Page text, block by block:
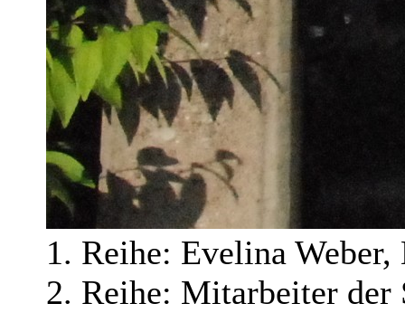
1. Reihe: Evelina
2. Reihe: Mitarbeiter der